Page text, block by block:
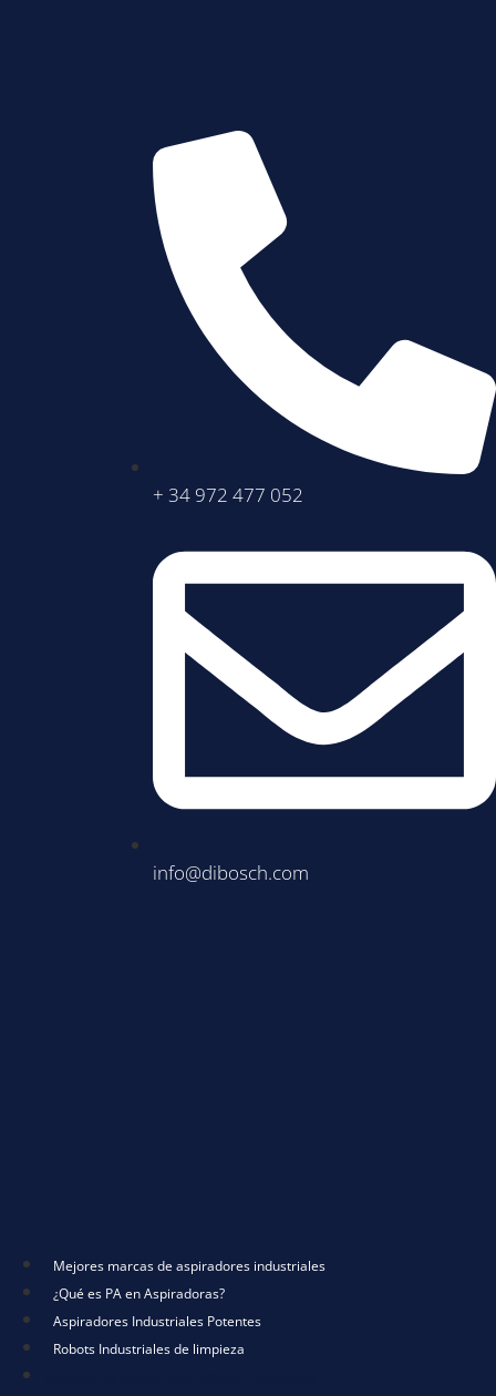
+ 34 972 477 052
info@dibosch.com
Mejores marcas de aspiradores industriales
¿Qué es PA en Aspiradoras?
Aspiradores Industriales Potentes
Robots Industriales de limpieza